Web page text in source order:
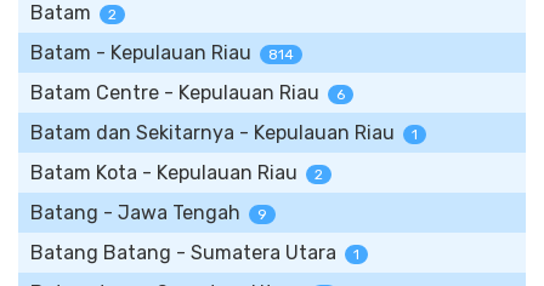
Batam 2
Batam - Kepulauan Riau 814
Batam Centre - Kepulauan Riau 6
Batam dan Sekitarnya - Kepulauan Riau 1
Batam Kota - Kepulauan Riau 2
Batang - Jawa Tengah 9
Batang Batang - Sumatera Utara 1